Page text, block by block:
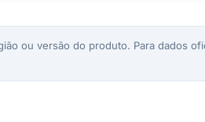
ou versão do produto. Para dados